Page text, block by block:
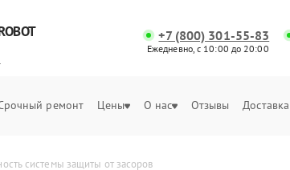
+7 (800) 301-55-83
Ежедневно, с 10:00 до 20:00
ремонт Цены О нас Отзывы Доставка
системы защиты от засоров